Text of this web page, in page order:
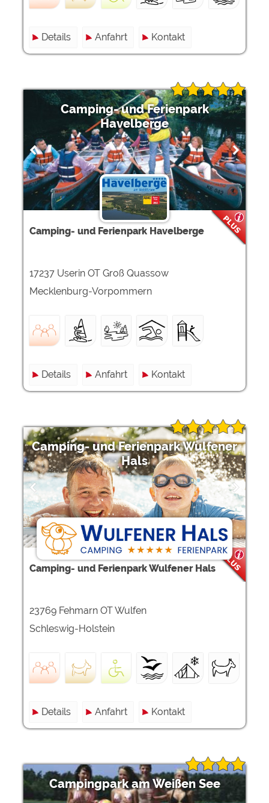
Details Anfahrt Kontakt
Camping- und Ferienpark
Havelberge
Camping- und Ferienpark Havelberge
17237 Userin OT Groß Quassow
Mecklenburg-Vorpommern
Details Anfahrt Kontakt
Camping- und Ferienpark Wulfener
Hals
Camping- und Ferienpark Wulfener Hals
23769 Fehmarn OT Wulfen
Schleswig-Holstein
Details Anfahrt Kontakt
Campingpark am Weißen See